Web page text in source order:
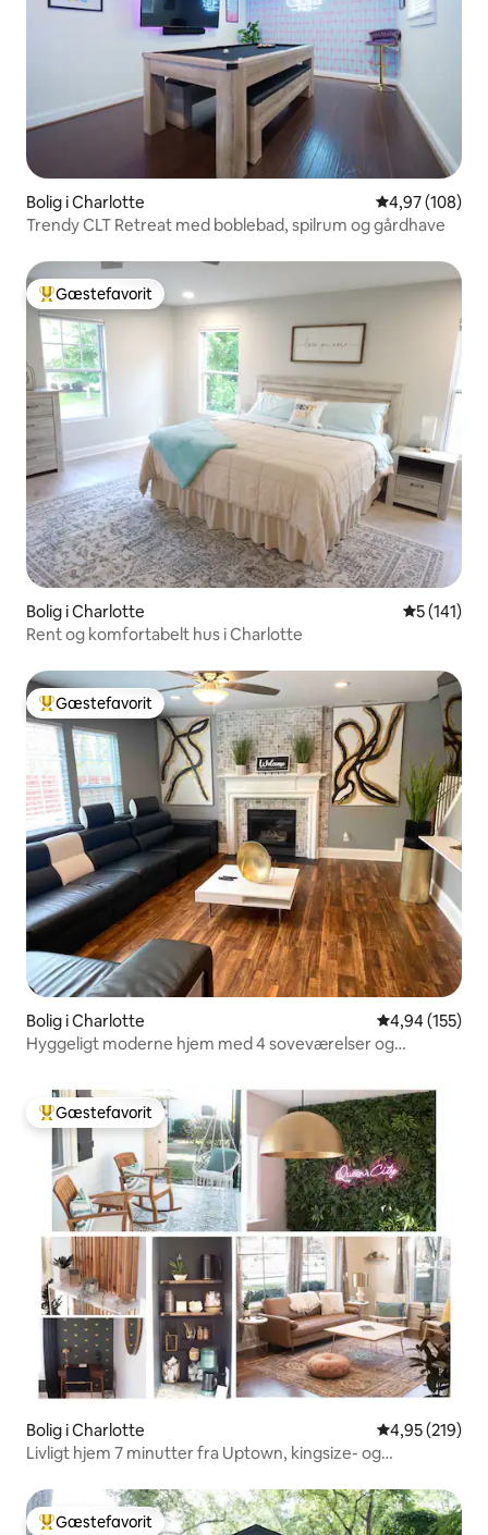
Bolig i Charlotte 4,97 ud af 5 i
4,97 (108)
Trendy CLT Retreat med boblebad, spilrum og gårdhave
Bedste gæstefavorit
Gæstefavorit
Bolig i Charlotte 5 ud af 5 i
5 (141)
Rent og komfortabelt hus i Charlotte
Bedste gæstefavorit
Gæstefavorit
Bolig i Charlotte 4,94 ud af 5 i
4,94 (155)
Hyggeligt moderne hjem med 4 soveværelser og
Bedste gæstefavorit
Gæstefavorit
Bolig i Charlotte 4,95 ud af 5 i
4,95 (219)
Livligt hjem 7 minutter fra Uptown, kingsize- og
Bedste gæstefavorit
Gæstefavorit